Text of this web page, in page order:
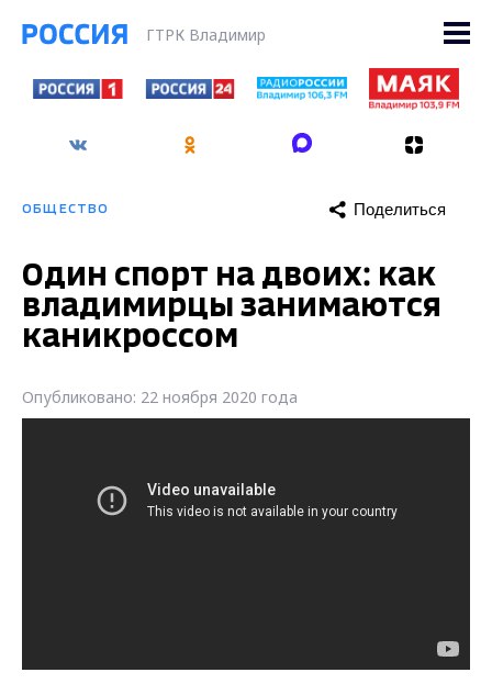
ГТРК Владимир
ОБЩЕСТВО Поделиться
Один спорт на двоих: как
владимирцы занимаются
каникроссом
Опубликовано: 22 ноября 2020 года